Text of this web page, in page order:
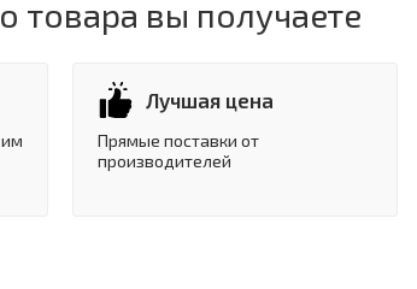
товара вы получаете
Лучшая цена
Прямые поставки от
производителей